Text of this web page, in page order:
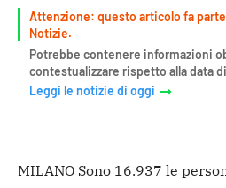
Attenzione: questo articolo fa
Notizie.
Potrebbe contenere informazioni
contestualizzare rispetto alla data
Leggi le notizie di oggi
MILANO Sono 16.937 le